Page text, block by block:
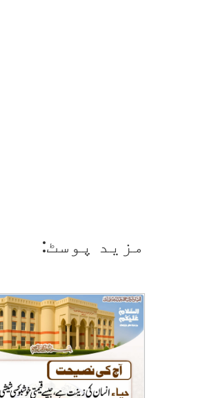
مزید پوسٹ: